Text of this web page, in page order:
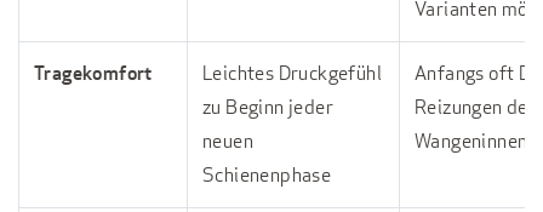
Varianten
Tragekomfort
Leichtes Druckgefühl
zu Beginn jeder
neuen
Schienenphase
Anfangs oft
Reizungen der